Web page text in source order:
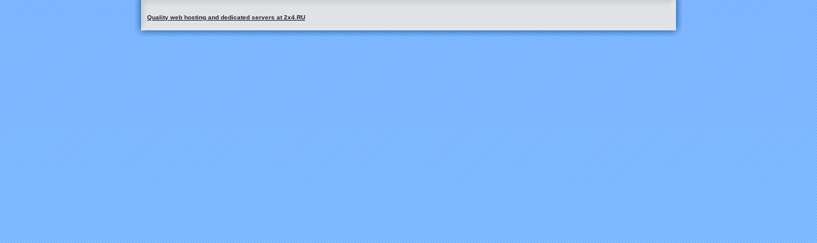
Quality web hosting and dedicated servers at 2x4.RU